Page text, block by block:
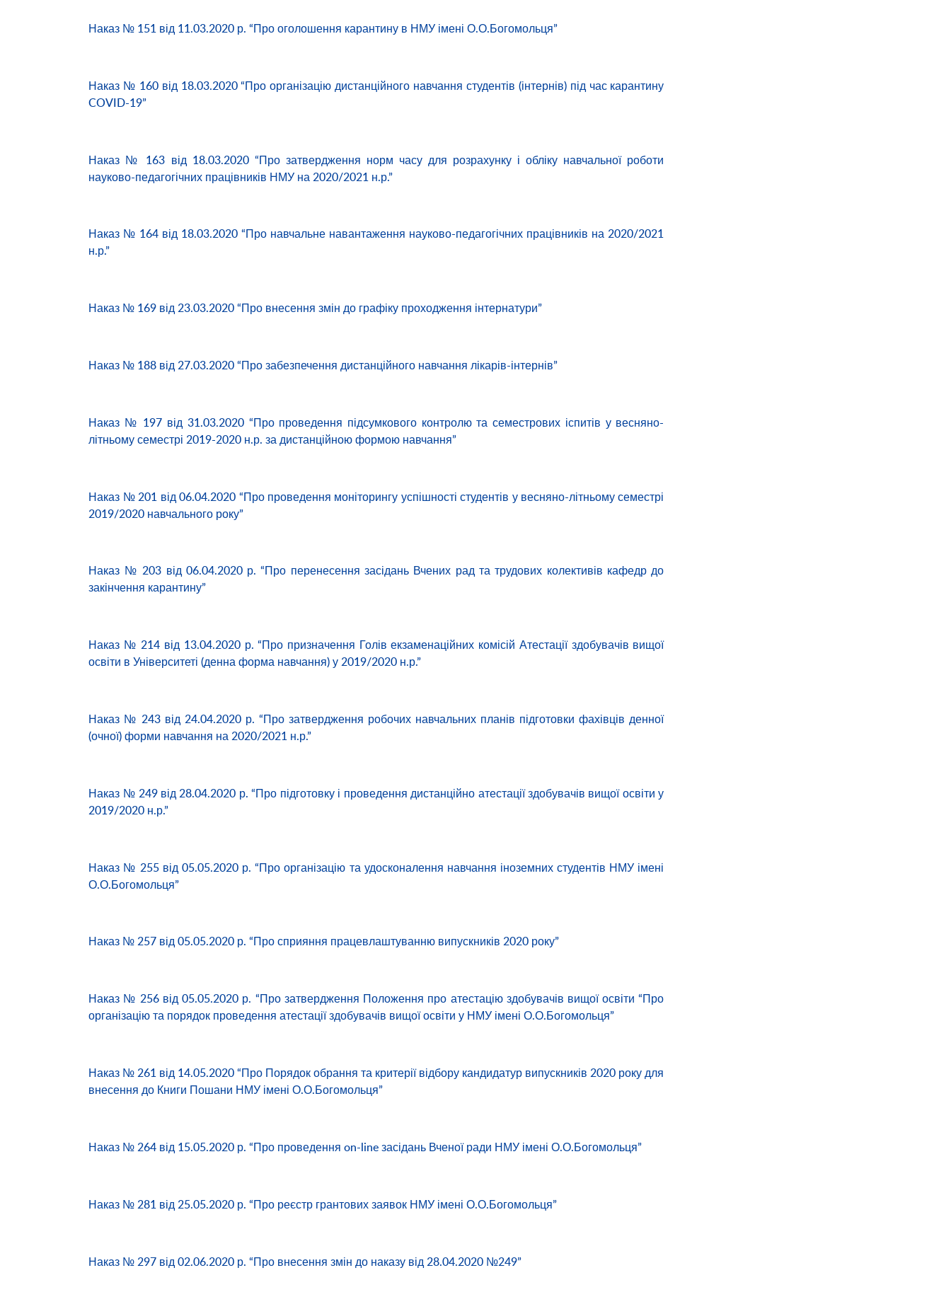
Наказ № 151 від 11.03.2020 р. “Про оголошення карантину в НМУ імені О.О.Богомольця”
Наказ № 160 від 18.03.2020 “Про організацію дистанційного навчання студентів (інтернів) під час карантину
COVID-19”
Наказ № 163 від 18.03.2020 “Про затвердження норм часу для розрахунку і обліку навчальної роботи
науково-педагогічних працівників НМУ на 2020/2021 н.р.”
Наказ № 164 від 18.03.2020 “Про навчальне навантаження науково-педагогічних працівників на 2020/2021
н.р.”
Наказ № 169 від 23.03.2020 “Про внесення змін до графіку проходження інтернатури”
Наказ № 188 від 27.03.2020 “Про забезпечення дистанційного навчання лікарів-інтернів”
Наказ № 197 від 31.03.2020 “Про проведення підсумкового контролю та семестрових іспитів у весняно-
літньому семестрі 2019-2020 н.р. за дистанційною формою навчання”
Наказ № 201 від 06.04.2020 “Про проведення моніторингу успішності студентів у весняно-літньому семестрі
2019/2020 навчального року”
Наказ № 203 від 06.04.2020 р. “Про перенесення засідань Вчених рад та трудових колективів кафедр до
закінчення карантину”
Наказ № 214 від 13.04.2020 р. “Про призначення Голів екзаменаційних комісій Атестації здобувачів вищої
освіти в Університеті (денна форма навчання) у 2019/2020 н.р.”
Наказ № 243 від 24.04.2020 р. “Про затвердження робочих навчальних планів підготовки фахівців денної
(очної) форми навчання на 2020/2021 н.р.”
Наказ № 249 від 28.04.2020 р. “Про підготовку і проведення дистанційно атестації здобувачів вищої освіти у
2019/2020 н.р.”
Наказ № 255 від 05.05.2020 р. “Про організацію та удосконалення навчання іноземних студентів НМУ імені
О.О.Богомольця”
Наказ № 257 від 05.05.2020 р. “Про сприяння працевлаштуванню випускників 2020 року”
Наказ № 256 від 05.05.2020 р. “Про затвердження Положення про атестацію здобувачів вищої освіти “Про
організацію та порядок проведення атестації здобувачів вищої освіти у НМУ імені О.О.Богомольця”
Наказ № 261 від 14.05.2020 “Про Порядок обрання та критерії відбору кандидатур випускників 2020 року для
внесення до Книги Пошани НМУ імені О.О.Богомольця”
Наказ № 264 від 15.05.2020 р. “Про проведення on-line засідань Вченої ради НМУ імені О.О.Богомольця”
Наказ № 281 від 25.05.2020 р. “Про реєстр грантових заявок НМУ імені О.О.Богомольця”
Наказ № 297 від 02.06.2020 р. “Про внесення змін до наказу від 28.04.2020 №249”